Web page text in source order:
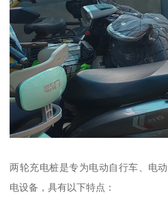
两轮充电桩是专为电动自行车、电
电设备，具有以下特点：